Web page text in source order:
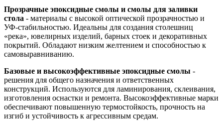
Прозрачные эпоксидные смолы и смолы для заливки
стола - материалы с высокой оптической прозрачностью и
УФ-стабильностью. Идеальны для создания столешниц
«река», ювелирных изделий, барных стоек и декоративных
покрытий. Обладают низким желтением и способностью к
самовыравниванию.
Базовые и высокоэффективные эпоксидные смолы -
решения для общего назначения и ответственных
конструкций. Используются для ламинирования, склеивания,
изготовления оснастки и ремонта. Высокоэффективные марки
обеспечивают повышенную термостойкость, прочность на
изгиб и устойчивость к агрессивным средам.